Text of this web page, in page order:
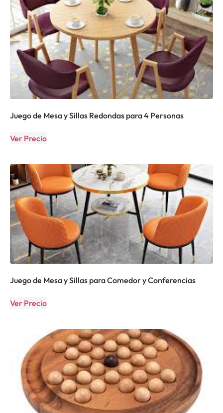
Juego de Mesa y Sillas Redondas para 4 Personas
Ver Precio
Juego de Mesa y Sillas para Comedor y Conferencias
Ver Precio